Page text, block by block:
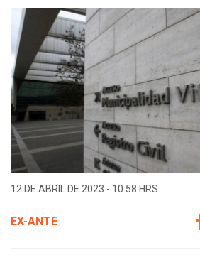
12 DE ABRIL DE 2023 - 10:58 HRS.
EX-ANTE